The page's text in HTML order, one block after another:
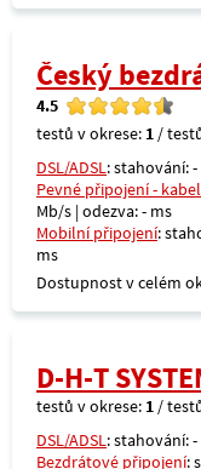
Český
4.5
testů v okrese: 1 /
DSL/ADSL: stahování:
Pevné připojení -
Mb/s | odezva: - ms
Mobilní připojení:
ms
Dostupnost v celém
D-H-T
testů v okrese: 1 /
DSL/ADSL: stahování:
Bezdrátové připojení: